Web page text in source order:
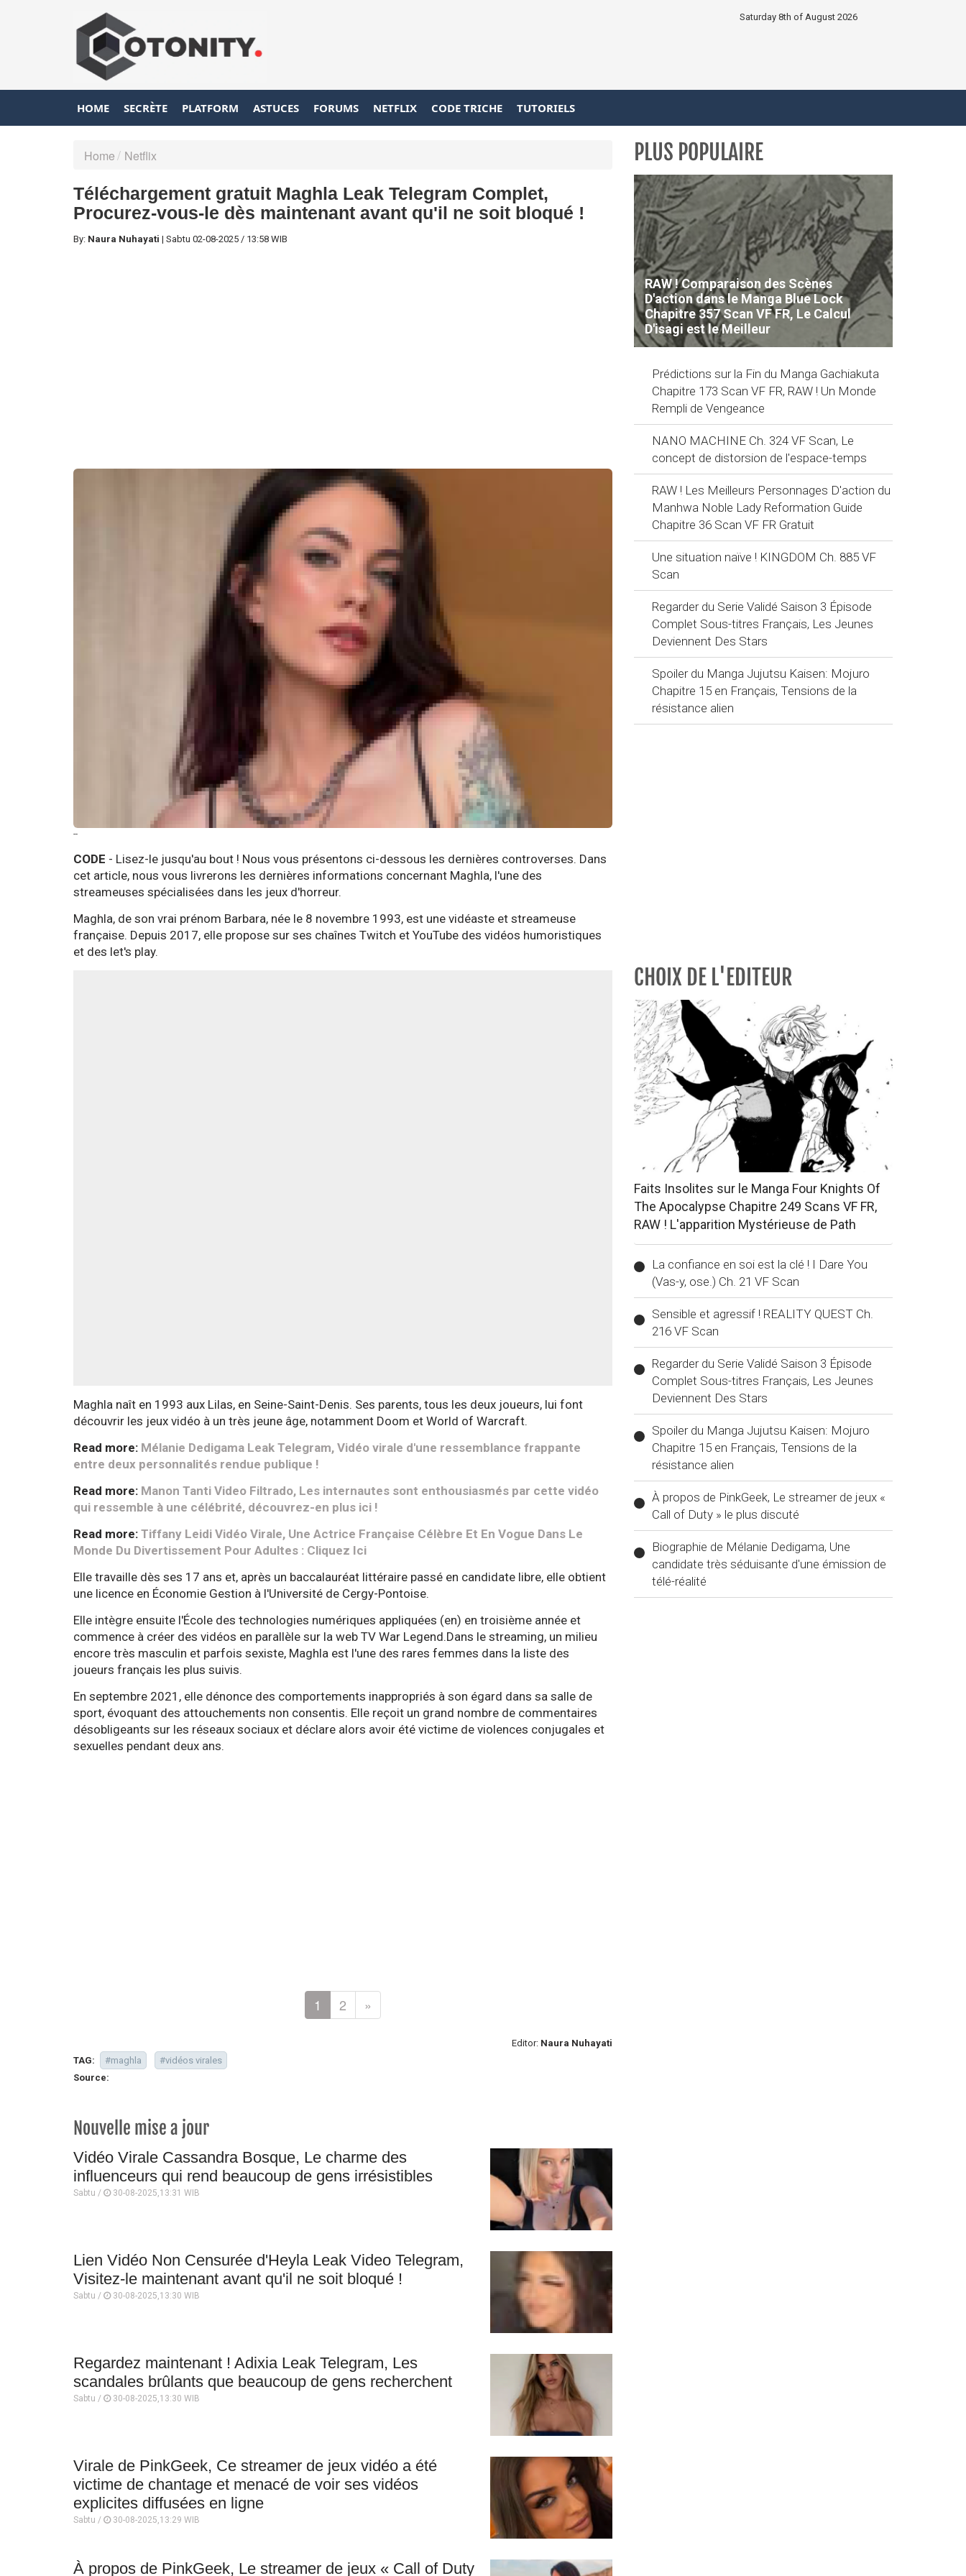
Saturday 8th of August 2026
HOME SECRÈTE PLATFORM ASTUCES FORUMS NETFLIX CODE TRICHE TUTORIELS
Home Netflix
Téléchargement gratuit Maghla Leak Telegram Complet,
Procurez-vous-le dès maintenant avant qu'il ne soit bloqué !
By: Naura Nuhayati | Sabtu 02-08-2025 / 13:58 WIB
--
CODE - Lisez-le jusqu'au bout ! Nous vous présentons ci-dessous les dernières controverses. Dans
cet article, nous vous livrerons les dernières informations concernant Maghla, l'une des
streameuses spécialisées dans les jeux d'horreur.
Maghla, de son vrai prénom Barbara, née le 8 novembre 1993, est une vidéaste et streameuse
française. Depuis 2017, elle propose sur ses chaînes Twitch et YouTube des vidéos humoristiques
et des let's play.
Maghla naît en 1993 aux Lilas, en Seine-Saint-Denis. Ses parents, tous les deux joueurs, lui font
découvrir les jeux vidéo à un très jeune âge, notamment Doom et World of Warcraft.
Read more: Mélanie Dedigama Leak Telegram, Vidéo virale d'une ressemblance frappante
entre deux personnalités rendue publique !
Read more: Manon Tanti Video Filtrado, Les internautes sont enthousiasmés par cette vidéo
qui ressemble à une célébrité, découvrez-en plus ici !
Read more: Tiffany Leidi Vidéo Virale, Une Actrice Française Célèbre Et En Vogue Dans Le
Monde Du Divertissement Pour Adultes : Cliquez Ici
Elle travaille dès ses 17 ans et, après un baccalauréat littéraire passé en candidate libre, elle obtient
une licence en Économie Gestion à l'Université de Cergy-Pontoise.
Elle intègre ensuite l'École des technologies numériques appliquées (en) en troisième année et
commence à créer des vidéos en parallèle sur la web TV War Legend.Dans le streaming, un milieu
encore très masculin et parfois sexiste, Maghla est l'une des rares femmes dans la liste des
joueurs français les plus suivis.
En septembre 2021, elle dénonce des comportements inappropriés à son égard dans sa salle de
sport, évoquant des attouchements non consentis. Elle reçoit un grand nombre de commentaires
désobligeants sur les réseaux sociaux et déclare alors avoir été victime de violences conjugales et
sexuelles pendant deux ans.
1 2 »
Editor: Naura Nuhayati
TAG:
#maghla
#vidéos virales
Source:
Nouvelle mise a jour
Vidéo Virale Cassandra Bosque, Le charme des
influenceurs qui rend beaucoup de gens irrésistibles
Sabtu / 30-08-2025,13:31 WIB
Lien Vidéo Non Censurée d'Heyla Leak Video Telegram,
Visitez-le maintenant avant qu'il ne soit bloqué !
Sabtu / 30-08-2025,13:30 WIB
Regardez maintenant ! Adixia Leak Telegram, Les
scandales brûlants que beaucoup de gens recherchent
Sabtu / 30-08-2025,13:30 WIB
Virale de PinkGeek, Ce streamer de jeux vidéo a été
victime de chantage et menacé de voir ses vidéos
explicites diffusées en ligne
Sabtu / 30-08-2025,13:29 WIB
À propos de PinkGeek, Le streamer de jeux « Call of Duty
PLUS POPULAIRE
RAW ! Comparaison des Scènes
D'action dans le Manga Blue Lock
Chapitre 357 Scan VF FR, Le Calcul
D'isagi est le Meilleur
Prédictions sur la Fin du Manga Gachiakuta
Chapitre 173 Scan VF FR, RAW ! Un Monde
Rempli de Vengeance
NANO MACHINE Ch. 324 VF Scan, Le
concept de distorsion de l'espace-temps
RAW ! Les Meilleurs Personnages D'action du
Manhwa Noble Lady Reformation Guide
Chapitre 36 Scan VF FR Gratuit
Une situation naïve ! KINGDOM Ch. 885 VF
Scan
Regarder du Serie Validé Saison 3 Épisode
Complet Sous-titres Français, Les Jeunes
Deviennent Des Stars
Spoiler du Manga Jujutsu Kaisen: Mojuro
Chapitre 15 en Français, Tensions de la
résistance alien
CHOIX DE L'EDITEUR
Faits Insolites sur le Manga Four Knights Of
The Apocalypse Chapitre 249 Scans VF FR,
RAW ! L'apparition Mystérieuse de Path
La confiance en soi est la clé ! I Dare You
(Vas-y, ose.) Ch. 21 VF Scan
Sensible et agressif ! REALITY QUEST Ch.
216 VF Scan
Regarder du Serie Validé Saison 3 Épisode
Complet Sous-titres Français, Les Jeunes
Deviennent Des Stars
Spoiler du Manga Jujutsu Kaisen: Mojuro
Chapitre 15 en Français, Tensions de la
résistance alien
À propos de PinkGeek, Le streamer de jeux «
Call of Duty » le plus discuté
Biographie de Mélanie Dedigama, Une
candidate très séduisante d'une émission de
télé-réalité